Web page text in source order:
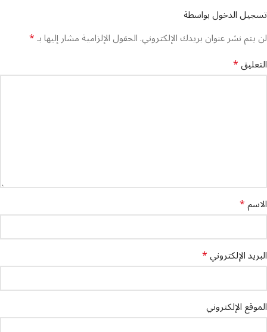
تسجيل الدخول بواسطة
لن يتم نشر عنوان بريدك الإلكتروني.الحقول الإلزامية مشار إليها بـ*
التعليق*
الاسم*
البريد الإلكتروني*
الموقع الإلكتروني